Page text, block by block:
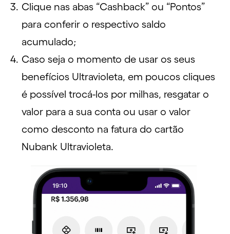
Clique nas abas “Cashback” ou “Pontos”
para conferir o respectivo saldo
acumulado;
Caso seja o momento de usar os seus
benefícios Ultravioleta, em poucos cliques
é possível trocá-los por milhas, resgatar o
valor para a sua conta ou usar o valor
como desconto na fatura do cartão
Nubank Ultravioleta.